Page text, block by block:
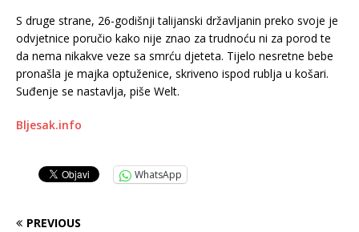
S druge strane, 26-godišnji talijanski državljanin preko svoje je
odvjetnice poručio kako nije znao za trudnoću ni za porod te
da nema nikakve veze sa smrću djeteta. Tijelo nesretne bebe
pronašla je majka optuženice, skriveno ispod rublja u košari.
Suđenje se nastavlja, piše Welt.
Bljesak.info
WhatsApp
PREVIOUS